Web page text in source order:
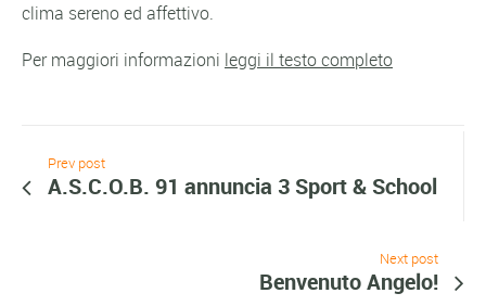
clima sereno ed affettivo.
Per maggiori informazioni leggi il testo completo
Prev post
A.S.C.O.B. 91 annuncia 3 Sport & School
Next post
Benvenuto Angelo!